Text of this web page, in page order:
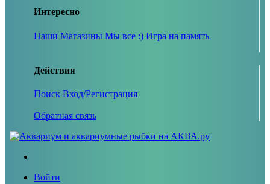
Интересно
Наши Магазины Мы все :) Игра на память
Действия
Поиск Вход/Регистрация
Обратная связь
Войти